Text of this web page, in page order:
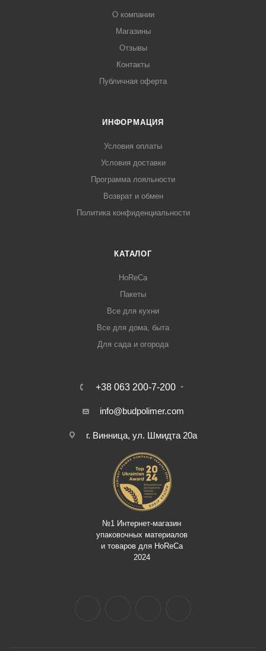
О компании
Магазины
Отзывы
Контакты
Публичная оферта
ИНФОРМАЦИЯ
Условия оплаты
Условия доставки
Программа лояльности
Возврат и обмен
Политика конфиденциальности
КАТАЛОГ
HoReCa
Пакеты
Все для кухни
Все для дома, быта
Для сада и огорода
+38 063 200-7-200
info@budpolimer.com
г. Винница, ул. Шмидта 20а
№1 Интернет-магазин
упаковочных материалов
и товаров для HoReCa
2024